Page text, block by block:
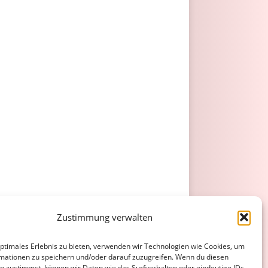
Zustimmung verwalten
Erlebnis zu bieten, verwenden wir Technologien wie Cookies, um
zu speichern und/oder darauf zuzugreifen. Wenn du diesen